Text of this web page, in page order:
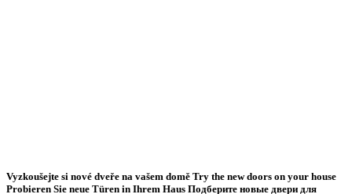
Vyzkoušejte si nové dveře na vašem domě Try the new doors on your house
Probieren Sie neue Türen in Ihrem Haus Подберите новые двери для